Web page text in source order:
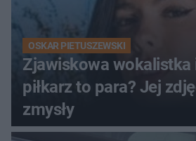
OSKAR PIETUSZEWSKI
Zjawiskowa wokalistka
piłkarz to para? Jej
zmysły